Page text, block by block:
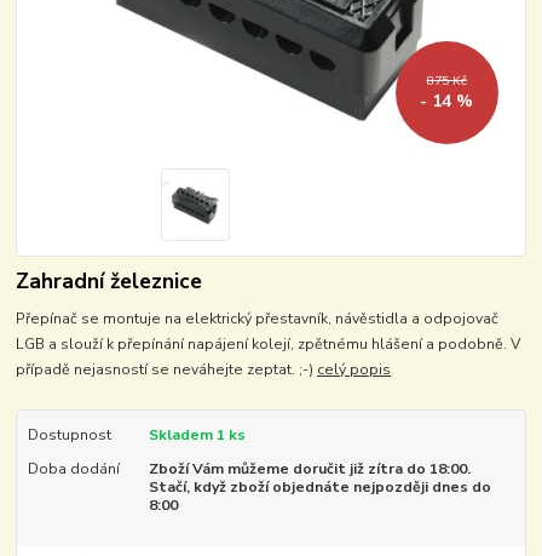
875 Kč
- 14 %
Zahradní železnice
Přepínač se montuje na elektrický přestavník, návěstidla a odpojovač
LGB a slouží k přepínání napájení kolejí, zpětnému hlášení a podobně. V
případě nejasností se neváhejte zeptat. ;-) celý popis
Dostupnost
Skladem 1 ks
Doba dodání
Zboží Vám můžeme doručit již zítra do 18:00.
Stačí, když zboží objednáte nejpozději dnes do
8:00